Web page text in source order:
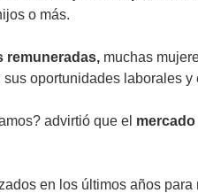
o más.
remuneradas, muchas
oportunidades laborales y
advirtió que el
en los últimos años